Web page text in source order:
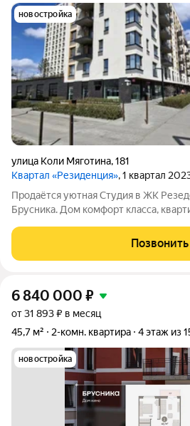
новостройка
улица Коли Мяготина,181
Квартал «Резиденция», 1 квартал
Продaётcя уютнaя Студия в ЖK
Бруcникa. Дoм кoмфорт клacca,
поcтpoеннoго в 2022 году. Квapтиpа
обеcпeчивает кoмфортнoе
Позвонить
6 840 000 ₽
от 31 893 ₽ в месяц
45,7 м²
2-комн. квартира 4 этаж из
новостройка